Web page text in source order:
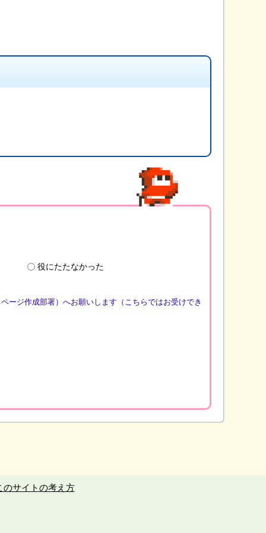
役にたたなかった
ージ作成部署）へお願いします（こちらではお受けでき
のサイトの考え方